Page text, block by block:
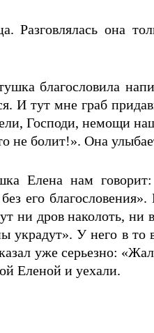
Разговлялась она
благословила
тут мне граб
Господи, немощи
не болит!». Она
Елена нам
его
ни дров наколоть,
украдут». У него в
уже серьезно:
Еленой и уехали.